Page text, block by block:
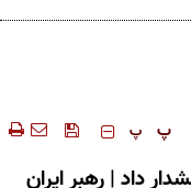
‍‍‍ پ پ
داد | رهبر ایران